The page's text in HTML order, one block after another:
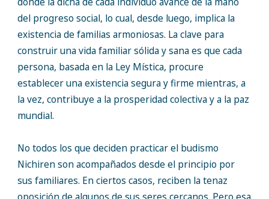
del progreso social, lo cual, desde luego, implica la
existencia de familias armoniosas. La clave para
construir una vida familiar sólida y sana es que cada
persona, basada en la Ley Mística, procure
establecer una existencia segura y firme mientras, a
la vez, contribuye a la prosperidad colectiva y a la paz
mundial.
No todos los que deciden practicar el budismo
Nichiren son acompañados desde el principio por
sus familiares. En ciertos casos, reciben la tenaz